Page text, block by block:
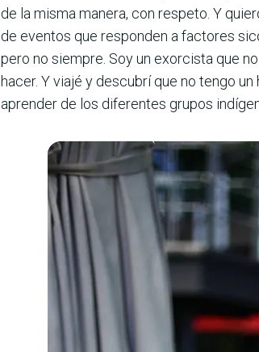
de la misma manera, con respeto. Y
de eventos que responden a factores
pero no siempre. Soy un exorcista que
hacer. Y viajé y descubrí que no tengo
aprender de los diferentes grupos